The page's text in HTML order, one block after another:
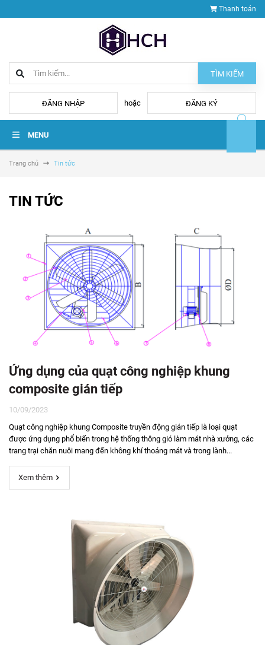
Thanh toán
TÌM KIẾM
ĐĂNG NHẬP hoặc ĐĂNG KÝ
MENU
Trang chủ Tin tức
TIN TỨC
Ứng dụng của quạt công nghiệp khung
composite gián tiếp
10/09/2023
Quạt công nghiệp khung Composite truyền động gián tiếp là loại quạt
được ứng dụng phổ biến trong hệ thống thông gió làm mát nhà xưởng, các
trang trại chăn nuôi mang đến không khí thoáng mát và trong lành...
Xem thêm